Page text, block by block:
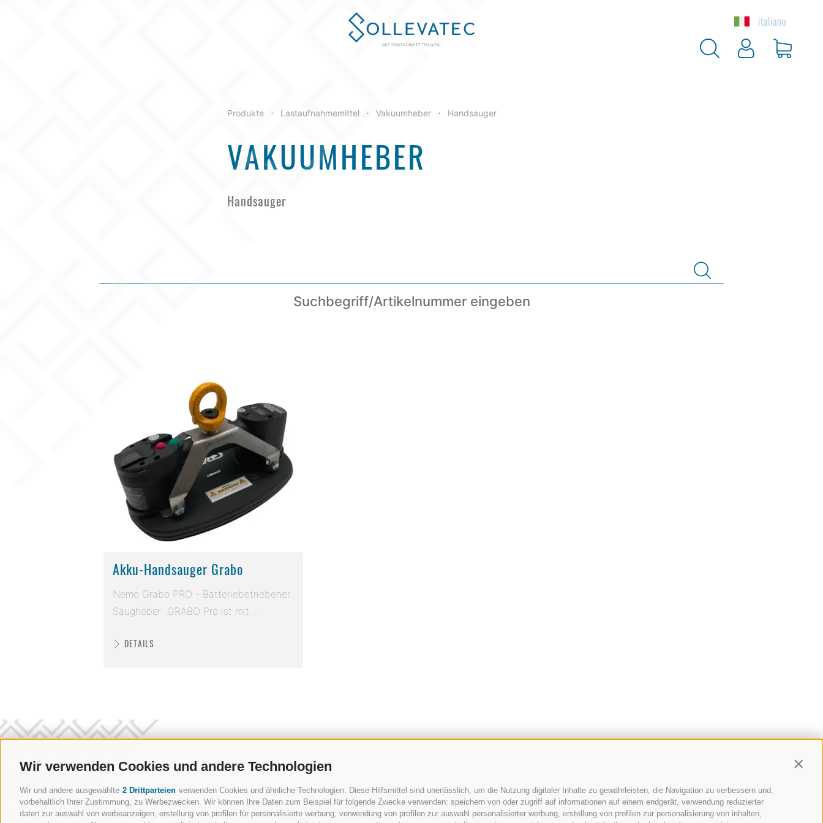
Wir verwenden Cookies und andere Technologien
Wir und andere ausgewählte 2 Drittparteien verwenden Cookies und ähnliche Technologien. Diese Hilfsmittel sind unerlässlich, um die Nutzung digitaler Inhalte zu gewährleisten, die Navigation zu verbessern und,
vorbehaltlich Ihrer Zustimmung, zu Werbezwecken. Wir können Ihre Daten zum Beispiel für folgende Zwecke verwenden: speichern von oder zugriff auf informationen auf einem endgerät, verwendung reduzierter
daten zur auswahl von werbeanzeigen, erstellung von profilen für personalisierte werbung, verwendung von profilen zur auswahl personalisierter werbung, erstellung von profilen zur personalisierung von inhalten,
italiano
Produkte • Lastaufnahmemittel • Vakuumheber • Handsauger
VAKUUMHEBER
Handsauger
Suchbegriff/Artikelnummer eingeben
Akku-Handsauger Grabo
Nemo Grabo PRO - Batteriebetriebener
Saugheber GRABO Pro ist mit ...
DETAILS
Sollevatec GmbH• Industriezone - Förche 20 • 39040Schabs(BZ)